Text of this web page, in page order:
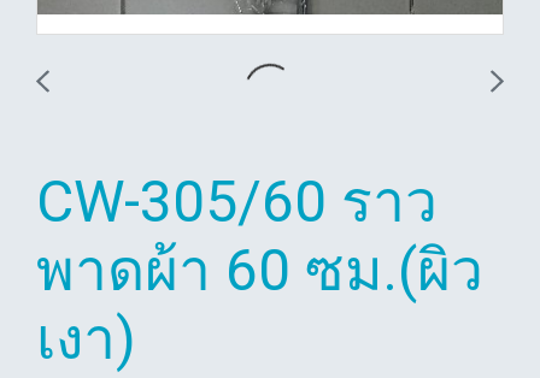
CW-305/60 ราว
พาดผ้า 60 ซม.(ผิว
เงา)